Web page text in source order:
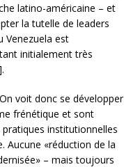
latino-américaine – et
la tutelle de leaders
Venezuela est
initialement très
voit donc se développer
frénétique et sont
institutionnelles
Aucune «réduction de la
– mais toujours